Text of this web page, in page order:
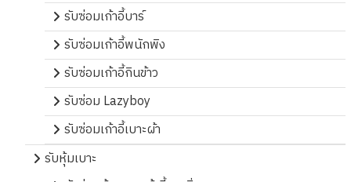
รับซ่อมเก้าอี้บาร์
รับซ่อมเก้าอี้พนักพิง
รับซ่อมเก้าอี้กินข้าว
รับซ่อม Lazyboy
รับซ่อมเก้าอี้เบาะผ้า
รับหุ้มเบาะ